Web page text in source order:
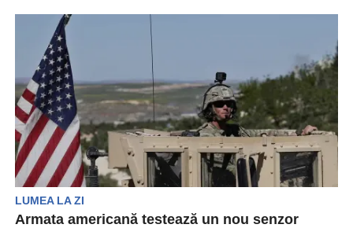
Asia de Est, dialogul la nivel înalt în domeniul
apărării...
LUMEA LA ZI
Armata americană testează un nou senzor